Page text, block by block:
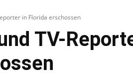
in Florida erschossen
TV-